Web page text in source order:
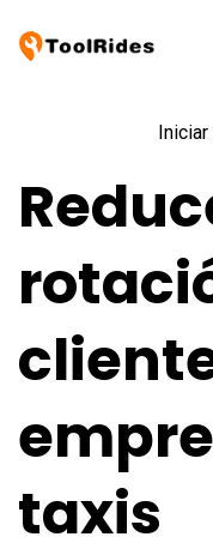
Precios
Contacto
Blog
taxis